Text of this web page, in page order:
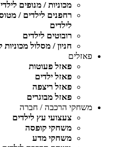
מכוניות / מנופים
רחפנים לילדים /
לילדים
רובוטים לילדים
חניון / מסלול מכוניות
פאזלים
פאזל פעוטות
פאזל ילדים
פאזל ריצפה
פאזל מבוגרים
משחקי הרכבה / חברה
צעצועי עץ לילדים
משחקי קופסה
משחקי מדע